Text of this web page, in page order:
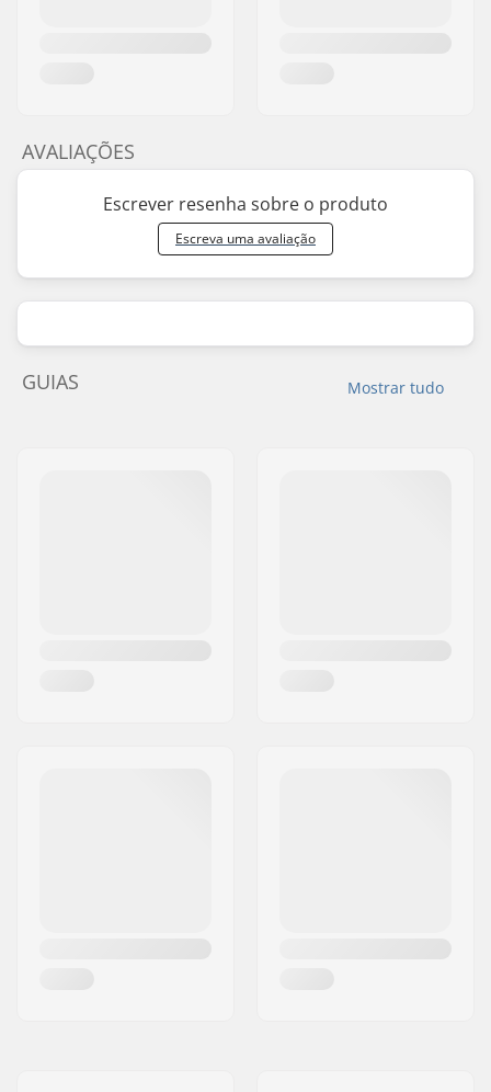
AVALIAÇÕES
Escrever resenha sobre o produto
Escreva uma avaliação
Mostrar tudo
GUIAS